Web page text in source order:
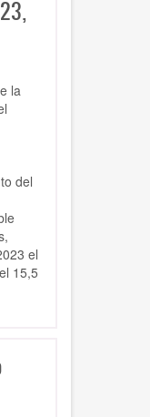
la
del
el
15,5